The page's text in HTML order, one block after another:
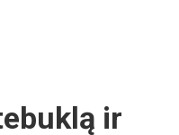
ir